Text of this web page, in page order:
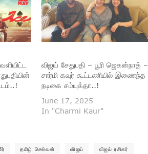
விஜய் சேதுபதி – பூரி ஜெகன்நாத் –
சார்மி கவுர் கூட்டணியில் இணைந்த
நடிகை சம்யுக்தா..!
June 17, 2025
In "Charmi Kaur"
தமிழ் செல்வன் விஜய் விஜய் ரசிகர்